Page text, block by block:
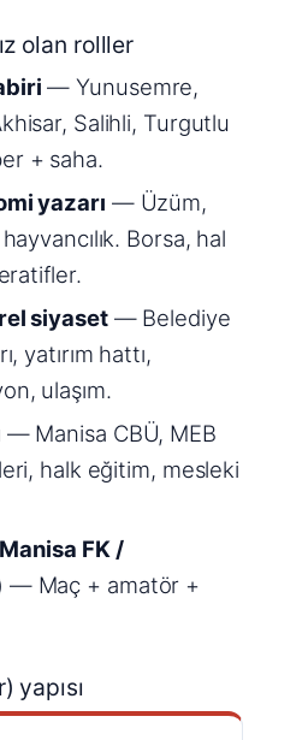
olan rolller
— Yunusemre,
Salihli, Turgutlu
+ saha.
yazarı — Üzüm,
Borsa, hal
siyaset— Belediye
yatırım hattı,
ulaşım.
— Manisa CBÜ, MEB
halk eğitim, mesleki
FK /
— Maç + amatör +
yapısı